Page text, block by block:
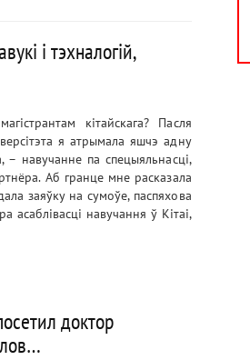
і тэхналогій,
кітайскага? Пасля
я атрымала яшчэ адну
навучанне па спецыяльнасці,
Аб гранце мне расказала
заяўку на сумоўе, паспяхова
навучання ў Кітаі,
доктор